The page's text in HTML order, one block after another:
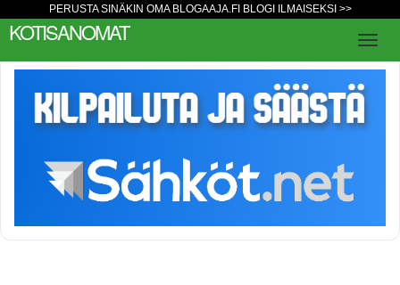
PERUSTA SINÄKIN OMA BLOGAAJA.FI BLOGI ILMAISEKSI >>
KOTISANOMAT